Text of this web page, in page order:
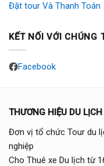
Đặt tour Và Thanh Toán
KẾT NỐI VỚI CHÚNG
Facebook
THƯƠNG HIỆU DU
Đơn vị tổ chức Tour du
nghiệp
Cho Thuê xe Du lịch từ